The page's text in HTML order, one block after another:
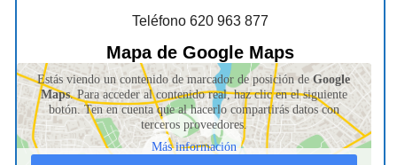
Teléfono 620 963 877
Mapa de Google Maps
Estás viendo un contenido de marcador de posición deGoogle
Maps. Para acceder al contenido real, haz clic en el siguiente
botón. Ten en cuenta que al hacerlo compartirás datos con
terceros proveedores.
Más información